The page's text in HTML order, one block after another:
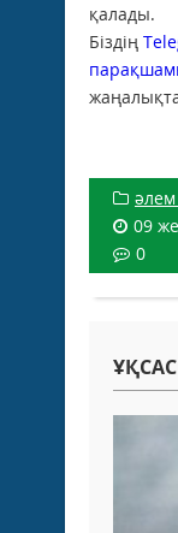
қалады.
Біздің
09
0